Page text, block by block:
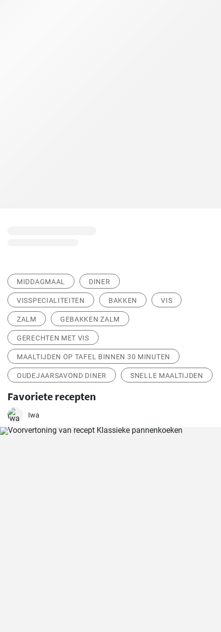
MIDDAGMAAL DINER
VISSPECIALITEITEN BAKKEN VIS
ZALM GEBAKKEN ZALM
GERECHTEN MET VIS
MAALTIJDEN OP TAFEL BINNEN 30 MINUTEN
OUDEJAARSAVOND DINER SNELLE MAALTIJDEN
Favoriete recepten
Iwa